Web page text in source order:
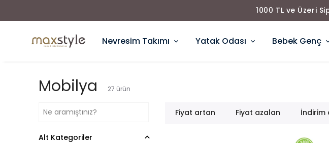
1000 TL ve Üzeri
Nevresim Takımı Yatak Odası Bebek Genç
Mobilya 27 ürün
Fiyat artan Fiyat azalan İndirim
Alt Kategoriler